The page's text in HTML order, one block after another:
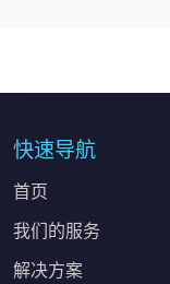
快速导航
首页
我们的服务
解决方案